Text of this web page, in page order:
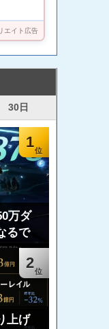
エイト広告
30日
1
万ダ
るで
2
上げ